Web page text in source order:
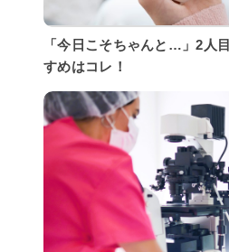
「今日こそちゃんと…」2人
すめはコレ！